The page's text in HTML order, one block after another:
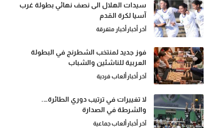
سيدات الهلال الى نصف نهائي بطولة غرب
آسيا لكرة القدم
آخر أخبارأخبار متفرقة
فوز جديد لمنتخب الشطرنج في البطولة
العربية للناشئين والشباب
آخر أخبارألعاب فردية
لا تغييرات في ترتيب دوري الطائرة….
والشرطة في الصدارة
آخر أخبارألعاب جماعية